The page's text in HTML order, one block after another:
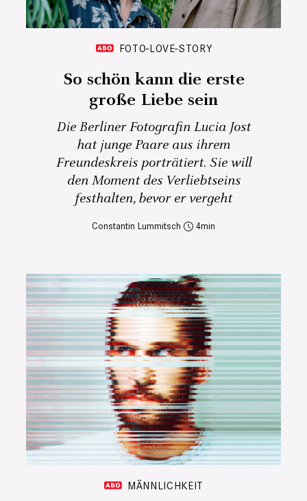
FOTO-LOVE-STORY
So schön kann die erste
große Liebe sein
Die Berliner Fotografin Lucia Jost
hat junge Paare aus ihrem
Freundeskreis porträtiert. Sie will
den Moment des Verliebtseins
festhalten, bevor er vergeht
Constantin Lummitsch 4
MÄNNLICHKEIT